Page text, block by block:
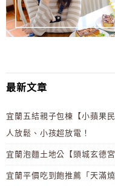
最新文章
宜蘭五結親子包棟【小蘋果
人放鬆、小孩超放電！
宜蘭泡麵土地公【頭城玄德
宜蘭平價吃到飽推薦「天滿